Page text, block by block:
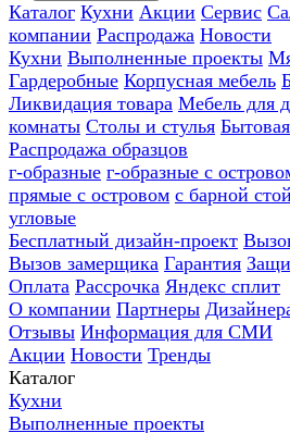
Каталог Кухни Акции Сервис
компании Распродажа Новости
Кухни Выполненные проекты
Гардеробные Корпусная мебель
Ликвидация товара Мебель для
комнаты Столы и стулья
Распродажа образцов
г-образные г-образные с
прямые с островом с барной
угловые
Бесплатный дизайн-проект
Вызов замерщика Гарантия
Оплата Рассрочка Яндекс сплит
О компании Партнеры
Отзывы Информация для СМИ
Акции Новости Тренды
Каталог
Кухни
Выполненные проекты